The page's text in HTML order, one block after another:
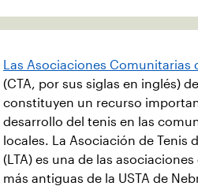
Las Asociaciones Comunitarias
(CTA, por sus siglas en inglés)
constituyen un recurso
desarrollo del tenis en las
locales. La Asociación de Tenis
(LTA) es una de las asociaciones
más antiguas de la USTA de